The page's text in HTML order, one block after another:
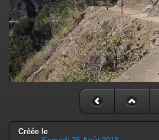
Créée le